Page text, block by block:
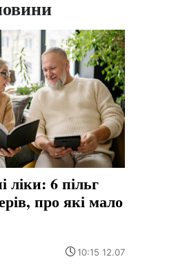
ліки: 6 пільг
про які мало
10:15 12.07